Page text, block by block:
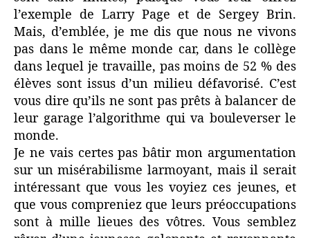
l’exemple de Larry Page et de Sergey Brin.
Mais, d’emblée, je me dis que nous ne vivons
pas dans le même monde car, dans le collège
dans lequel je travaille, pas moins de 52 % des
élèves sont issus d’un milieu défavorisé. C’est
vous dire qu’ils ne sont pas prêts à balancer de
leur garage l’algorithme qui va bouleverser le
monde.
Je ne vais certes pas bâtir mon argumentation
sur un misérabilisme larmoyant, mais il serait
intéressant que vous les voyiez ces jeunes, et
que vous compreniez que leurs préoccupations
sont à mille lieues des vôtres. Vous semblez